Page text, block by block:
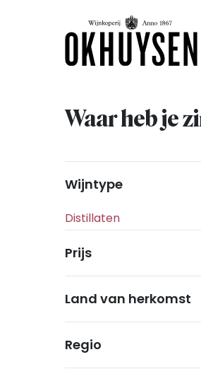
Waar heb je
Wijntype
Prijs
Land van herkomst
Regio